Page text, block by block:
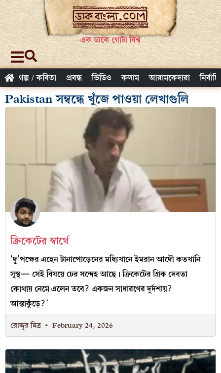
এক ডাকে গোটা বিশ্ব
গল্প / কবিতা প্রবন্ধ ভিডিও কলাম আরামকেদারা
Pakistan সম্বন্ধে খুঁজে পাওয়া লেখাগুলি
ক্রিকেটের স্বার্থে
‘দু’পক্ষের এহেন টানাপোড়েনের মধ্যিখানে ইমরান আদৌ কতখানি
সুস্থ— সেই বিষয়ে ঢের সন্দেহ আছে। ক্রিকেটের গ্রিক দেবতা
কোথায় নেমে এলেন তবে? একজন সাধারণের দুর্দশায়?
আস্তাকুঁড়ে?’
রোদ্দুর মিত্র February 24, 2026